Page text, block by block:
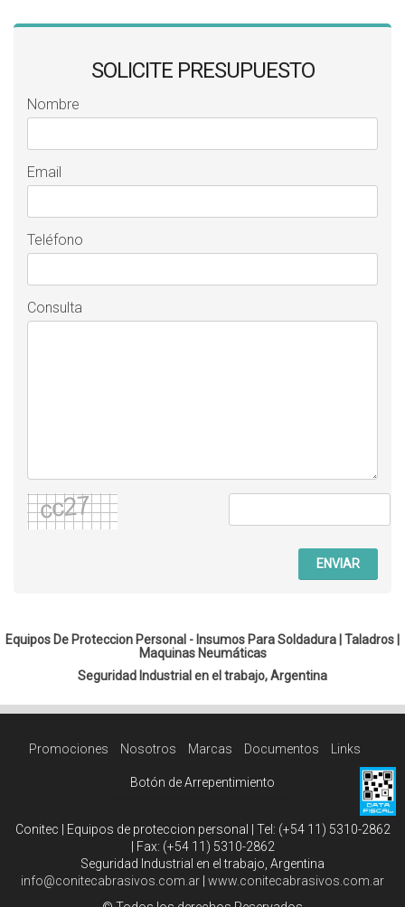
SOLICITE PRESUPUESTO
Nombre
Email
Teléfono
Consulta
ENVIAR
Equipos De Proteccion Personal - Insumos Para Soldadura | Taladros
Maquinas Neumáticas
Seguridad Industrial en el trabajo, Argentina
Promociones Nosotros Marcas Documentos Links
Botón de Arrepentimiento
Conitec | Equipos de proteccion personal | Tel: (+54 11) 5310-2862
| Fax: (+54 11) 5310-2862
Seguridad Industrial en el trabajo, Argentina
info@conitecabrasivos.com.ar www.conitecabrasivos.com.ar